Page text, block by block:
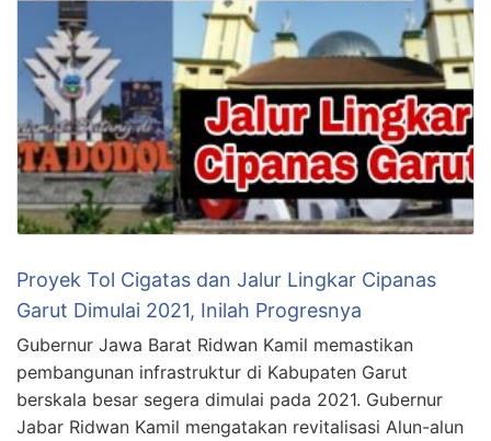
Proyek Tol Cigatas dan Jalur Lingkar Cipanas
Garut Dimulai 2021, Inilah Progresnya
Gubernur Jawa Barat Ridwan Kamil memastikan
pembangunan infrastruktur di Kabupaten Garut
berskala besar segera dimulai pada 2021. Gubernur
Jabar Ridwan Kamil mengatakan revitalisasi Alun-alun